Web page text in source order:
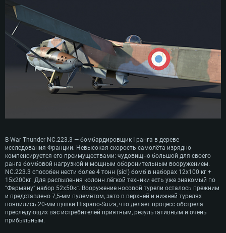
В War Thunder NC.223.3 — бомбардировщик I ранга в дереве
исследования Франции. Невысокая скорость самолёта изрядно
компенсируется его преимуществами: чудовищно большой для своего
ранга бомбовой нагрузкой и мощным оборонительным вооружением.
NC.223.3 способен нести более 4 тонн (sic!) бомб в наборах 12х100 кг +
15х200кг. Для распыления колонн лёгкой техники есть уже знакомый по
“Фарману” набор 52х50кг. Вооружение носовой турели осталось прежним
и представлено 7,5-мм пулемётом, зато в верхней и нижней турелях
появились 20-мм пушки Hispano-Suiza, что делает процесс обстрела
преследующих вас истребителей приятным, результативным и очень
прибыльным.